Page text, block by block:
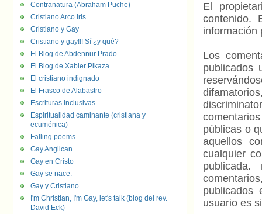
El
contenido.
información
Los
publicados
públicas o
aquellos
cualquier
usuario es
Contranatura (Abraham Puche)
Cristiano Arco Iris
Cristiano y Gay
Cristiano y gay!!! Sí ¿y qué?
El Blog de Abdennur Prado
El Blog de Xabier Pikaza
El cristiano indignado
El Frasco de Alabastro
Escrituras Inclusivas
Espiritualidad caminante (cristiana y
ecuménica)
Falling poems
Gay Anglican
Gay en Cristo
Gay se nace.
Gay y Cristiano
I'm Christian, I'm Gay, let's talk (blog del rev.
David Eck)